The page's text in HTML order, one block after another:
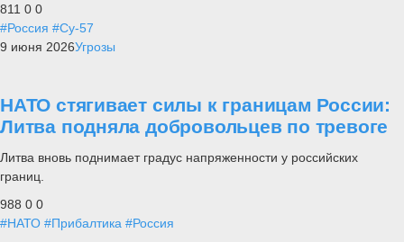
811 0 0
#Россия #Су-57
9 июня 2026Угрозы
НАТО стягивает силы к границам России:
Литва подняла добровольцев по тревоге
Литва вновь поднимает градус напряженности у российских
границ.
988 0 0
#НАТО #Прибалтика #Россия